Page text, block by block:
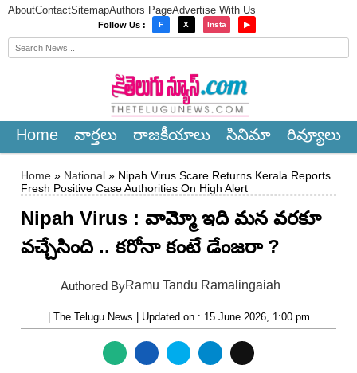
AboutContactSitemapAuthors PageAdvertise With Us
Follow Us : F X Insta ▶
Home వార్త‌లు రాజ‌కీయాలు సినిమా రివ్యూలు
Home » National » Nipah Virus Scare Returns Kerala Reports
Fresh Positive Case Authorities On High Alert
Nipah Virus : వామ్మో ఇది మన వరకూ
వచ్చేసింది .. కరోనా కంటే డేంజరా ?
Authored ByRamu Tandu Ramalingaiah
| The Telugu News | Updated on : 15 June 2026, 1:00 pm